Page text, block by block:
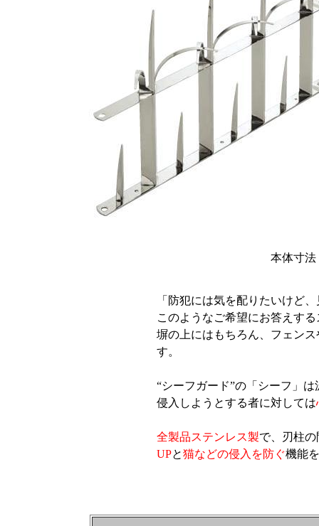
本体寸法
「防犯には気を配りたいけど
このようなご希望にお答えす
塀の上にはもちろん、フェン
す。
“シーフガード”の「シーフ」は
侵入しようとする者に対しては
全製品ステンレス製で、刃柱
UPと猫などの侵入を防ぐ機能